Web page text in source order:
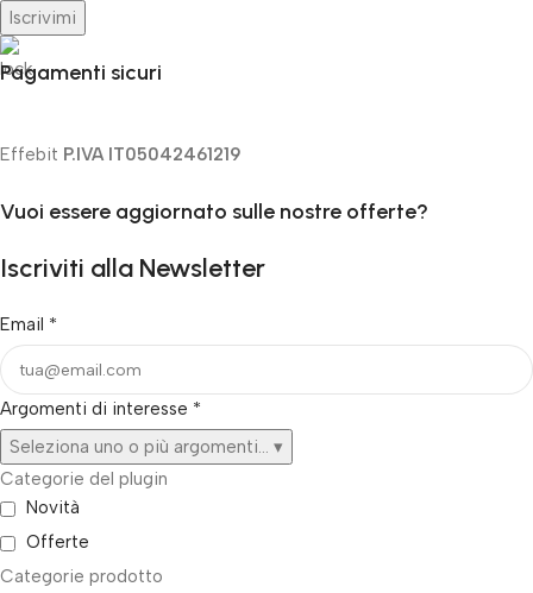
Iscrivimi
Pagamenti sicuri
Effebit P.IVA IT05042461219
Vuoi essere aggiornato sulle nostre offerte?
Iscriviti alla Newsletter
Email *
Argomenti di interesse *
Seleziona uno o più argomenti... ▾
Categorie del plugin
Novità
Offerte
Categorie prodotto